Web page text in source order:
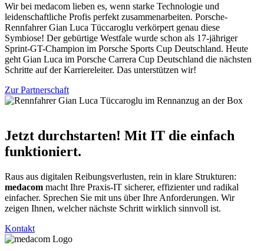
Wir bei medacom lieben es, wenn starke Technologie und
leidenschaftliche Profis perfekt zusammenarbeiten. Porsche-
Rennfahrer Gian Luca Tüccaroglu verkörpert genau diese
Symbiose! Der gebürtige Westfale wurde schon als 17-jähriger
Sprint-GT-Champion im Porsche Sports Cup Deutschland. Heute
geht Gian Luca im Porsche Carrera Cup Deutschland die nächsten
Schritte auf der Karriereleiter. Das unterstützen wir!
Zur Partnerschaft
Jetzt durchstarten! Mit IT die einfach
funktioniert.
Raus aus digitalen Reibungsverlusten, rein in klare Strukturen:
medacom macht Ihre Praxis-IT sicherer, effizienter und radikal
einfacher. Sprechen Sie mit uns über Ihre Anforderungen. Wir
zeigen Ihnen, welcher nächste Schritt wirklich sinnvoll ist.
Kontakt